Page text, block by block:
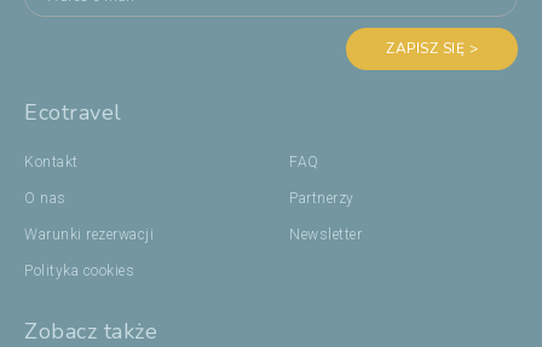
ZAPISZ SIĘ >
Ecotravel
Kontakt
O nas
Warunki rezerwacji
Polityka cookies
FAQ
Partnerzy
Newsletter
Zobacz także